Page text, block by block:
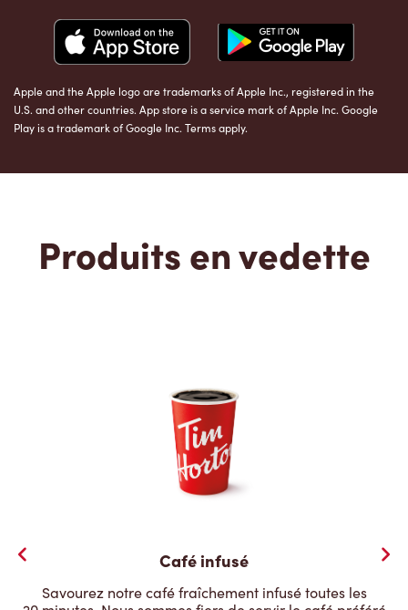
Apple and the Apple logo are trademarks of Apple Inc., registered in the
U.S. and other countries. App store is a service mark of Apple Inc. Google
Play is a trademark of Google Inc. Terms apply.
Produits en vedette
Café infusé
Savourez notre café fraîchement infusé toutes les